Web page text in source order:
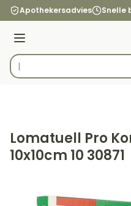
Ga naar de inhoud
Apothekersadvies Snelle
Menu
Product, merk,
Lomatuell Pro
10x10cm 10 30871